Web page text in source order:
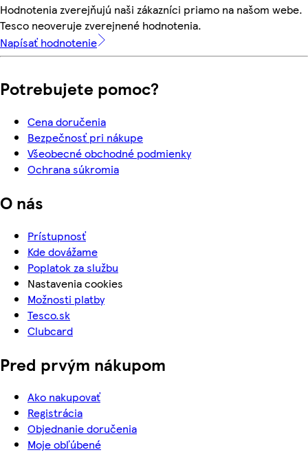
Hodnotenia zverejňujú naši zákazníci priamo na našom webe.
Tesco neoveruje zverejnené hodnotenia.
Napísať hodnotenie
Potrebujete pomoc?
Cena doručenia
Bezpečnosť pri nákupe
Všeobecné obchodné podmienky
Ochrana súkromia
O nás
Prístupnosť
Kde dovážame
Poplatok za službu
Nastavenia cookies
Možnosti platby
Tesco.sk
Clubcard
Pred prvým nákupom
Ako nakupovať
Registrácia
Objednanie doručenia
Moje obľúbené